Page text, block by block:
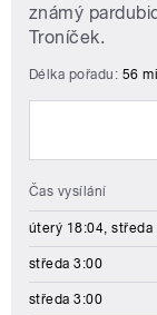
známý
Troníček.
Délka pořadu: 56
Čas vysílání
úterý 18:04, středa
středa 3:00
středa 3:00